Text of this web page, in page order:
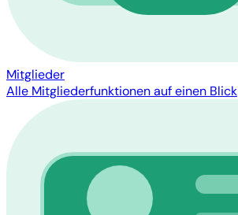
Mitglieder
Alle Mitgliederfunktionen auf einen Blick